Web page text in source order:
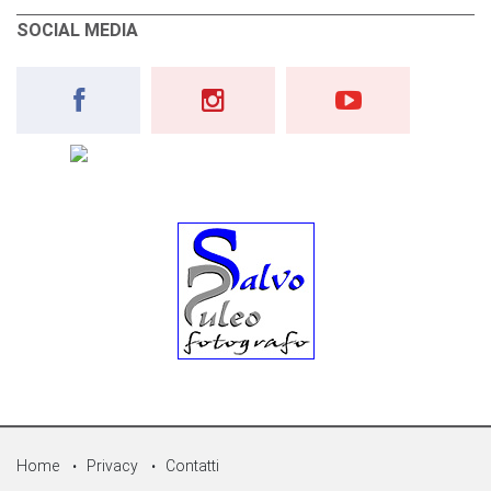
SOCIAL MEDIA
Home Privacy Contatti